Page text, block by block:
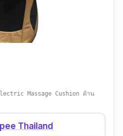
Massage Cushion ด้าน
Thailand